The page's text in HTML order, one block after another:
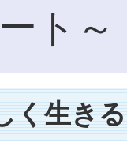
ト～
く生きる